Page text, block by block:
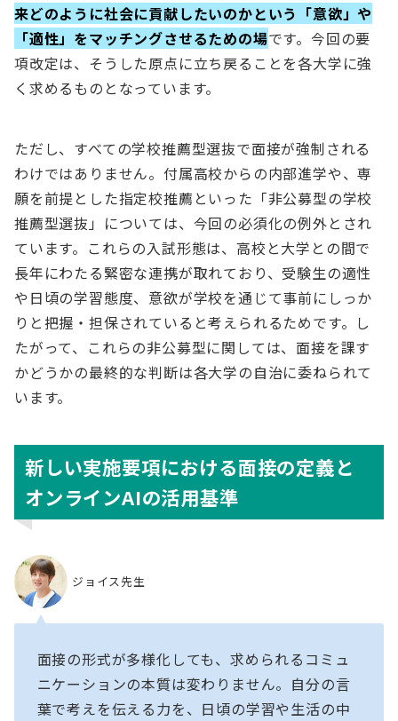
来どのように社会に貢献したいのかという「意欲」や
「適性」をマッチングさせるための場です。今回の要
項改定は、そうした原点に立ち戻ることを各大学に強
く求めるものとなっています。
ただし、すべての学校推薦型選抜で面接が強制される
わけではありません。付属高校からの内部進学や、専
願を前提とした指定校推薦といった「非公募型の学校
推薦型選抜」については、今回の必須化の例外とされ
ています。これらの入試形態は、高校と大学との間で
長年にわたる緊密な連携が取れており、受験生の適性
や日頃の学習態度、意欲が学校を通じて事前にしっか
りと把握・担保されていると考えられるためです。し
たがって、これらの非公募型に関しては、面接を課す
かどうかの最終的な判断は各大学の自治に委ねられて
います。
新しい実施要項における面接の定義と
オンラインAIの活用基準
ジョイス先生
面接の形式が多様化しても、求められるコミュ
ニケーションの本質は変わりません。自分の言
葉で考えを伝える力を、日頃の学習や生活の中